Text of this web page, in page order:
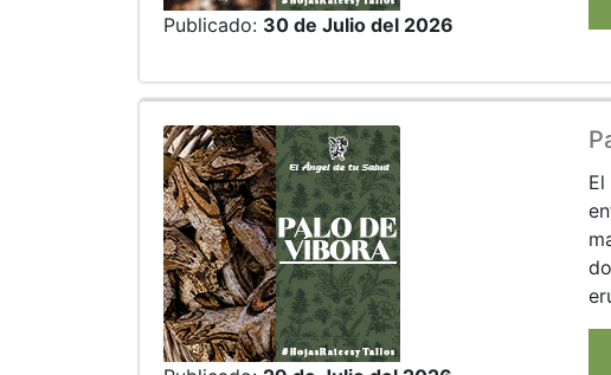
Publicado: 30 de Julio del 2026